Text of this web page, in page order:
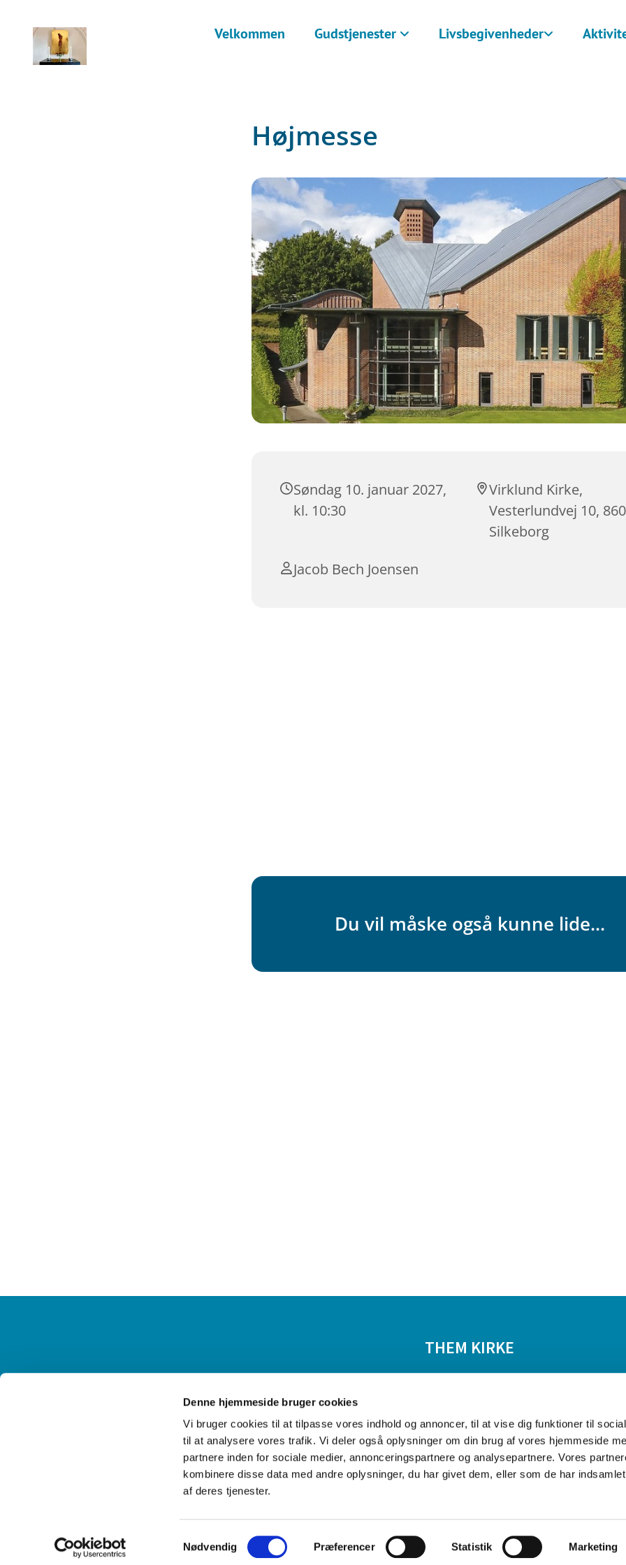
Denne hjemmeside bruger cookies
Vi bruger cookies til at tilpasse vores indhold og annoncer, til at vise dig funktioner til
til at analysere vores trafik. Vi deler også oplysninger om din brug af vores hjemmeside
partnere inden for sociale medier, annonceringspartnere og analysepartnere. Vores
kombinere disse data med andre oplysninger, du har givet dem, eller som de har
af deres tjenester.
Samtykkevalg
Nødvendig Præferencer Statistik Marketing
Velkommen Gudstjenester Livsbegivenheder
Højmesse
Søndag 10. januar 2027,
kl. 10:30
Virklund Kirke,
Vesterlundvej 10,
Silkeborg
Jacob Bech Joensen
Du vil måske også kunne lide...
THEM KIRKE